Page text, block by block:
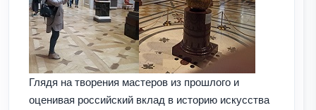
Глядя на творения мастеров из прошлого и
оценивая российский вклад в историю искусства